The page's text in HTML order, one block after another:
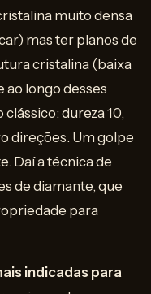
muito densa
mas ter planos de
cristalina (baixa
longo desses
dureza 10,
direções. Um golpe
Daí a técnica de
de diamante, que
para
indicadas para